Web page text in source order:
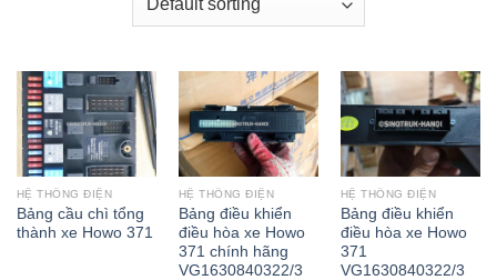
HỆ THỐNG ĐIỆN
Bảng cầu chì tổng
thành xe Howo 371
HỆ THỐNG ĐIỆN
Bảng điều khiển
điều hòa xe Howo
371 chính hãng
VG1630840322/3
HỆ THỐNG ĐIỆN
Bảng điều khiển
điều hòa xe Howo
371
VG1630840322/3